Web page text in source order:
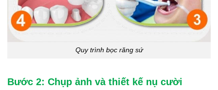
Quy trình bọc răng sứ
Bước 2: Chụp ảnh và thiết kế nụ cười